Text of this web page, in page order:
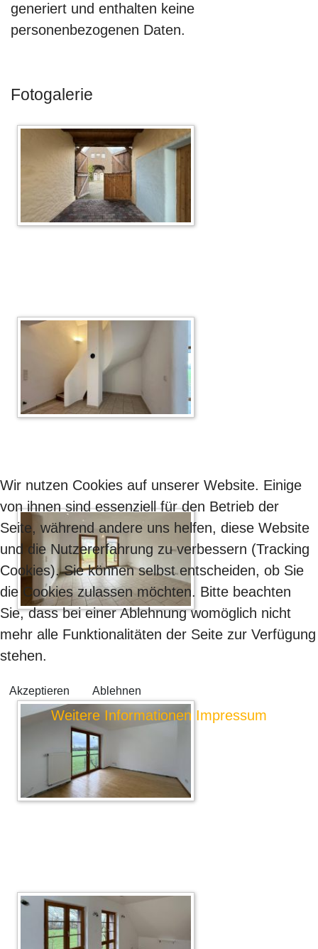
generiert und enthalten keine
personenbezogenen Daten.
Fotogalerie
Wir nutzen Cookies auf unserer Website. Einige
von ihnen sind essenziell für den Betrieb der
Seite, während andere uns helfen, diese Website
und die Nutzererfahrung zu verbessern (Tracking
Cookies). Sie können selbst entscheiden, ob Sie
die Cookies zulassen möchten. Bitte beachten
Sie, dass bei einer Ablehnung womöglich nicht
mehr alle Funktionalitäten der Seite zur Verfügung
stehen.
Akzeptieren Ablehnen
Weitere Informationen Impressum